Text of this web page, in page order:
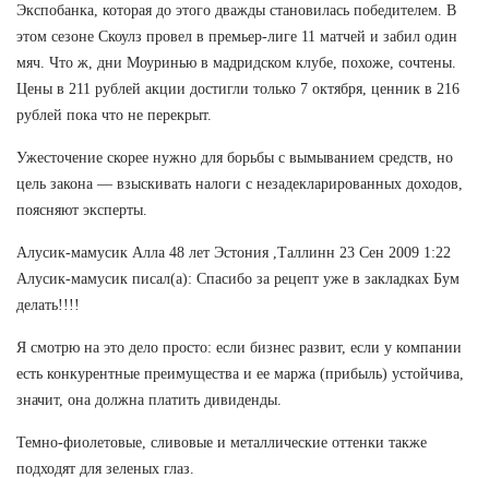
Экспобанка, которая до этого дважды становилась победителем. В
этом сезоне Скоулз провел в премьер-лиге 11 матчей и забил один
мяч. Что ж, дни Моуринью в мадридском клубе, похоже, сочтены.
Цены в 211 рублей акции достигли только 7 октября, ценник в 216
рублей пока что не перекрыт.
Ужесточение скорее нужно для борьбы с вымыванием средств, но
цель закона — взыскивать налоги с незадекларированных доходов,
поясняют эксперты.
Алусик-мамусик Алла 48 лет Эстония ,Таллинн 23 Сен 2009 1:22
Алусик-мамусик писал(а): Спасибо за рецепт уже в закладках Бум
делать!!!!
Я смотрю на это дело просто: если бизнес развит, если у компании
есть конкурентные преимущества и ее маржа (прибыль) устойчива,
значит, она должна платить дивиденды.
Темно-фиолетовые, сливовые и металлические оттенки также
подходят для зеленых глаз.